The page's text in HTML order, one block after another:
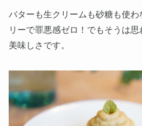
バターも生クリームも砂糖も使わ
リーで罪悪感ゼロ！でもそうは
美味しさです。